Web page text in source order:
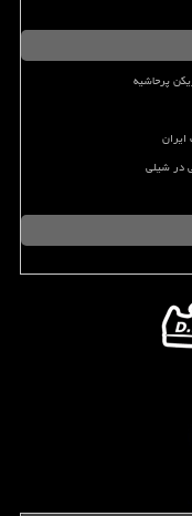
پرحاشیه
در شیلی